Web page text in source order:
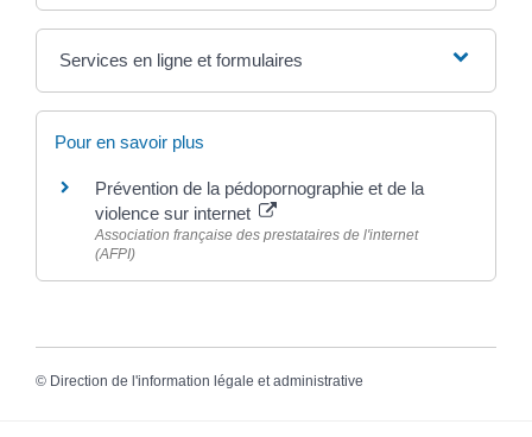
Services en ligne et formulaires
Pour en savoir plus
Prévention de la pédopornographie et de la
violence sur internet
Association française des prestataires de l'internet
(AFPI)
© Direction de l'information légale et administrative